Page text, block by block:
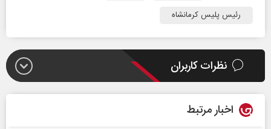
رئیس پلیس کرمانشاه
نظرات کاربران
اخبار مرتبط